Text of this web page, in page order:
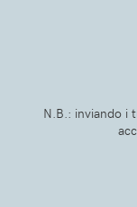
N.B.: inviando i